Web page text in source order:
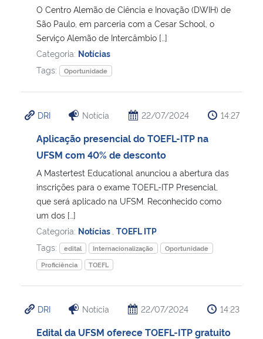
O Centro Alemão de Ciência e Inovação (DWIH) de
São Paulo, em parceria com a Cesar School, o
Serviço Alemão de Intercâmbio […]
Categoria: Notícias
Tags:
Oportunidade
DRI Notícia 22/07/2024 14:27
Aplicação presencial do TOEFL-ITP na
UFSM com 40% de desconto
A Mastertest Educational anunciou a abertura das
inscrições para o exame TOEFL-ITP Presencial,
que será aplicado na UFSM. Reconhecido como
um dos […]
Categoria: Notícias TOEFL ITP
Tags:
edital Internacionalização
Oportunidade
Proficiência
TOEFL
DRI Notícia 22/07/2024 14:23
Edital da UFSM oferece TOEFL-ITP gratuito